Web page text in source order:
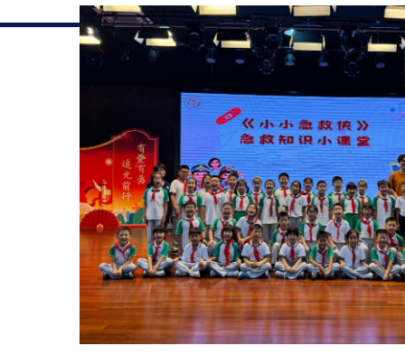
版权所有© 2025 上海交
浦东校区：上海市半夏路1号
电话：021-